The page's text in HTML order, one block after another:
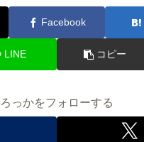
Facebook
LINE コピー
ろっかをフォローする